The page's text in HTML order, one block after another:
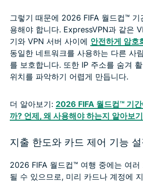
그렇기 때문에 2026 FIFA 월드컵™
용해야 합니다. ExpressVPN과 같은
기와 VPN 서버 사이에 안전하게 암호
동일한 네트워크를 사용하는 다른 사
를 보호합니다. 또한 IP 주소를 숨겨
위치를 파악하기 어렵게 만듭니다.
더 알아보기: 2026 FIFA 월드컵™ 기
까? 언제, 왜 사용해야 하는지 알아보기
지출 한도와 카드 제어 기능 설
2026 FIFA 월드컵™ 여행 중에는 여러
될 수 있으므로, 미리 카드나 계정에